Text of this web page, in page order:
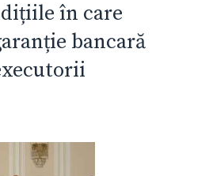
în care
bancară